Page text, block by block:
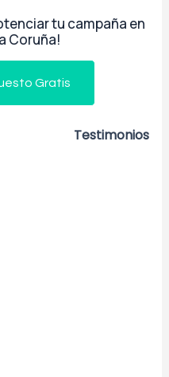
tu campaña en
Coruña!
Gratis
Testimonios